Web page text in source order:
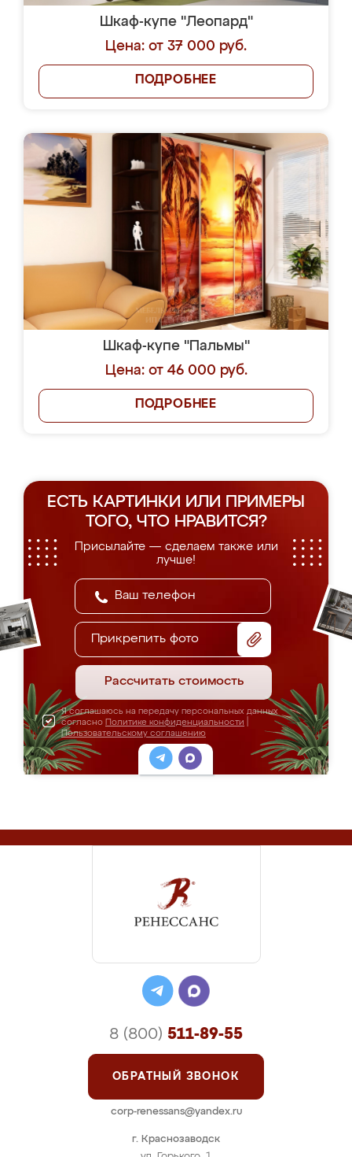
Шкаф-купе "Леопард"
Цена: от 37 000 руб.
ПОДРОБНЕЕ
Шкаф-купе "Пальмы"
Цена: от 46 000 руб.
ПОДРОБНЕЕ
ЕСТЬ КАРТИНКИ ИЛИ ПРИМЕРЫ
ТОГО, ЧТО НРАВИТСЯ?
Присылайте — сделаем также или
лучше!
Прикрепить фото
Рассчитать стоимость
Я соглашаюсь на передачу персональных данных
согласно Политике конфиденциальности
Пользовательскому соглашению
г. Краснозаводск
8 (800) 511-89-55
ОБРАТНЫЙ ЗВОНОК
corp-renessans@yandex.ru